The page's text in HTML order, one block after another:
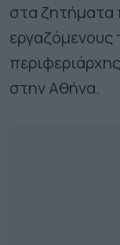
στα ζητήματα
εργαζόμενους
στην Αθήνα.